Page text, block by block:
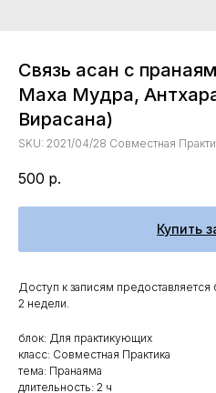
Связь асан с
Маха Мудра,
Вирасана)
SKU: 2021/04/28 Совместная
500 р.
Купить
Доступ к записям
2 недели.
блок: Для практикующих
класс: Совместная Практика
тема: Пранаяма
длительность: 2 ч